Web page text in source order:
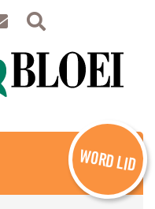
WORD LID